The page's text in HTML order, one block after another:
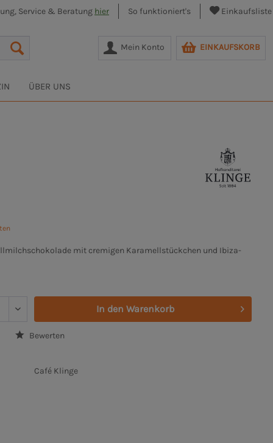
Service & Beratung hier So funktioniert's Einkaufsliste
Mein Konto EINKAUFSKORB
ÜBER UNS
mit cremigen Karamellstückchen und Ibiza-
In den Warenkorb
Bewerten
Café Klinge